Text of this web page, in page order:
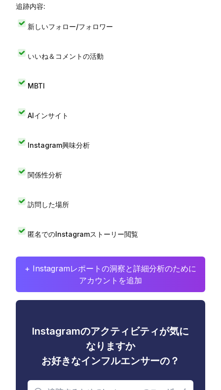
追跡内容:
新しいフォロー/フォロワー
いいね＆コメントの活動
MBTI
AIインサイト
Instagram興味分析
関係性分析
訪問した場所
匿名でのInstagramストーリー閲覧
+ Instagramレポートの洞察と詳細分析のために
アカウントを追加
Instagramのアクティビティが気に
なりますか
お好きなインフルエンサーの？